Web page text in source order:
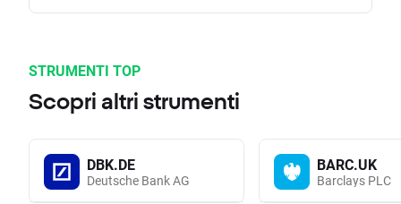
STRUMENTI TOP
Scopri altri strumenti
DBK.DE
Deutsche Bank AG
BARC.UK
Barclays PLC